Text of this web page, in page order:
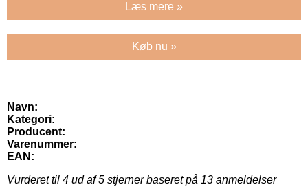
Læs mere »
Køb nu »
Navn:
Kategori:
Producent:
Varenummer:
EAN:
Vurderet til 4 ud af 5 stjerner baseret på 13 anmeldelser